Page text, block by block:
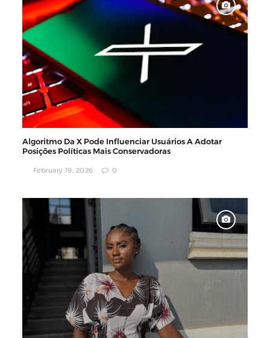
Algoritmo Da X Pode Influenciar Usuários A Adotar
Posições Políticas Mais Conservadoras
February 19, 2026 0